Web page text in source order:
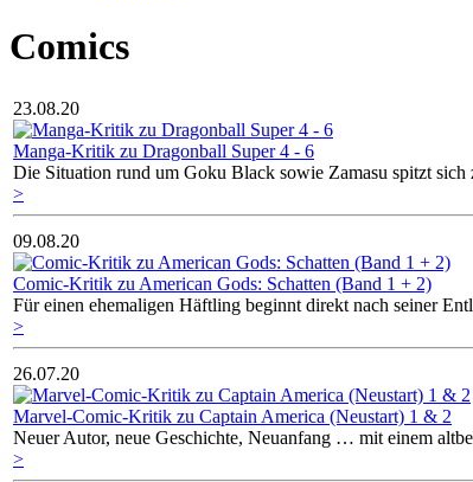
Comics
23.08.20
Manga-Kritik zu Dragonball Super 4 - 6
Die Situation rund um Goku Black sowie Zamasu spitzt
>
09.08.20
Comic-Kritik zu American Gods: Schatten (Band 1 + 2)
Für einen ehemaligen Häftling beginnt direkt nach seiner
>
26.07.20
Marvel-Comic-Kritik zu Captain America (Neustart) 1 & 2
Neuer Autor, neue Geschichte, Neuanfang … mit einem
>